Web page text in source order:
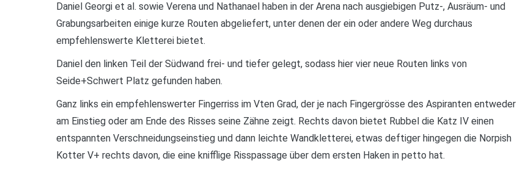
Daniel Georgi et al. sowie Verena und Nathanael haben in der Arena nach ausgiebigen Putz-, Ausräum- und
Grabungsarbeiten einige kurze Routen abgeliefert, unter denen der ein oder andere Weg durchaus
empfehlenswerte Kletterei bietet.
Daniel den linken Teil der Südwand frei- und tiefer gelegt, sodass hier vier neue Routen links von
Seide+Schwert Platz gefunden haben.
Ganz links ein empfehlenswerter Fingerriss im Vten Grad, der je nach Fingergrösse des Aspiranten entweder
am Einstieg oder am Ende des Risses seine Zähne zeigt. Rechts davon bietet Rubbel die Katz IV einen
entspannten Verschneidungseinstieg und dann leichte Wandkletterei, etwas deftiger hingegen die Norpish
Kotter V+ rechts davon, die eine knifflige Risspassage über dem ersten Haken in petto hat.